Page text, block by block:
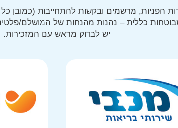
הפניות, מרשמים ובקשות להתחייבות (כמובן
כללית – נהנות מהנחות של המושלם/
יש לבדוק מראש עם המזכירות.